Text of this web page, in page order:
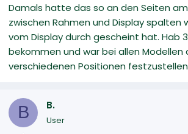
Damals hatte das so an den Seiten
zwischen Rahmen und Display spalten
vom Display durch gescheint hat. Hab
bekommen und war bei allen Modellen
verschiedenen Positionen festzustellen
B B.
User